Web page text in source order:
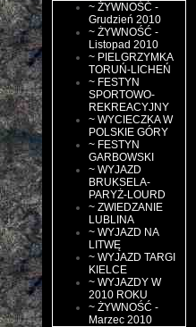
~ ŻYWNOŚĆ -
Grudzień 2010
~ ŻYWNOŚĆ -
Listopad 2010
~ PIELGRZYMKA
TORUŃ-LICHEŃ
~ FESTYN
SPORTOWO-
REKREACYJNY
~ WYCIECZKA W
POLSKIE GÓRY
~ FESTYN
GARBOWSKI
~ WYJAZD
BRUKSELA-
PARYŻ-LOURD
~ ZWIEDZANIE
LUBLINA
~ WYJAZD NA
LITWĘ
~ WYJAZD TARGI
KIELCE
~ WYJAZDY W
2010 ROKU
~ ŻYWNOŚĆ -
Marzec 2010